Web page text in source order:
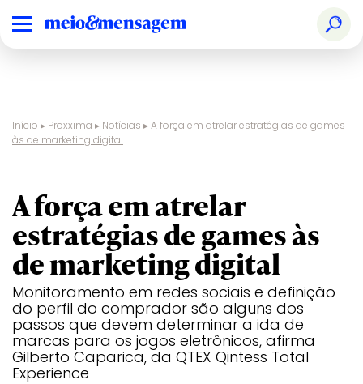
Início ▸ Proxxima ▸ Notícias ▸A força em atrelar estratégias de games
às de marketing digital
A força em atrelar
estratégias de games às
de marketing digital
Monitoramento em redes sociais e definição
do perfil do comprador são alguns dos
passos que devem determinar a ida de
marcas para os jogos eletrônicos, afirma
Gilberto Caparica, da QTEX Qintess Total
Experience